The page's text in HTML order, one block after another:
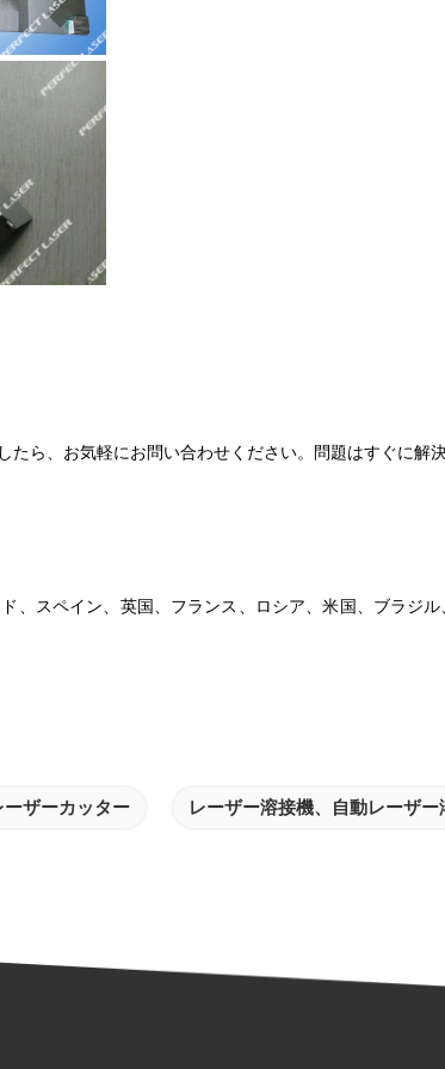
ら、お気軽にお問い合わせください。問題はすぐに解決
、スペイン、英国、フランス、ロシア、米国、ブラジ
ザーカッター レーザー溶接機、自動レーザー